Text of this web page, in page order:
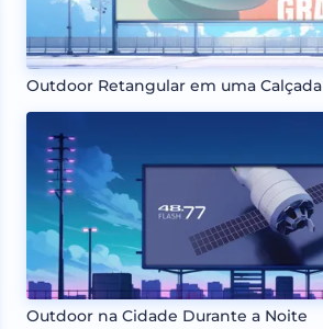
Outdoor Retangular em uma Calçada
Outdoor na Cidade Durante a Noite